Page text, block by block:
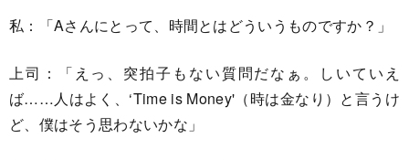
私：「Aさんにとって、時間とはどういうものですか？」
上司：「えっ、突拍子もない質問だなぁ。しいていえ
ば……人はよく、‘Time is Money'（時は金なり）と言うけ
ど、僕はそう思わないかな」